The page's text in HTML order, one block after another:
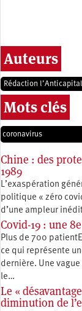
Auteurs
Rédaction
Mots clés
coronavirus
Chine : des
1989
L’exaspération
politique « zéro
d’une ampleur
Covid-19 : une
Plus de 700
ce qui représente
dernière. Une
le…
Le «
diminution de